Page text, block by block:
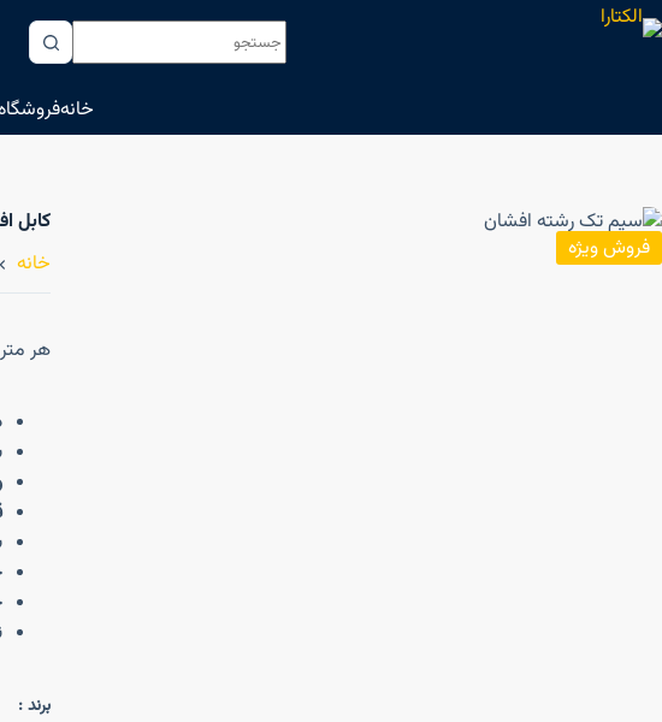
خانه
فروش ویژه
کابل افشان
خانه
هر متر
برند :